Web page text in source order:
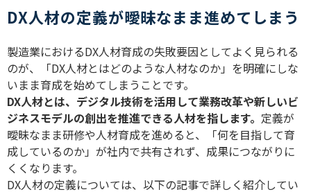
DX人材の定義が曖昧なまま進めてしまう
製造業におけるDX人材育成の失敗要因としてよく見られる
のが、「DX人材とはどのような人材なのか」を明確にしな
いまま育成を始めてしまうことです。
DX人材とは、デジタル技術を活用して業務改革や新しいビ
ジネスモデルの創出を推進できる人材を指します。 定義が
曖昧なまま研修や人材育成を進めると、「何を目指して育
成しているのか」が社内で共有されず、成果につながりに
くくなります。
DX人材の定義については、以下の記事で詳しく紹介してい